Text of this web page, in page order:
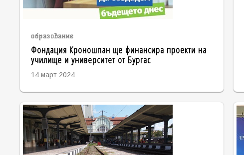
образование
Фондация Кроношпан ще финансира проекти на
училище и университет от Бургас
14 март 2024